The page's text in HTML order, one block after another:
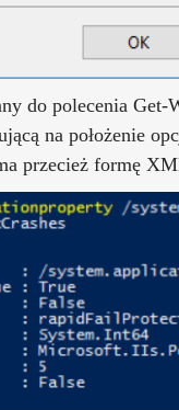
do polecenia
na położenie
przecież formę